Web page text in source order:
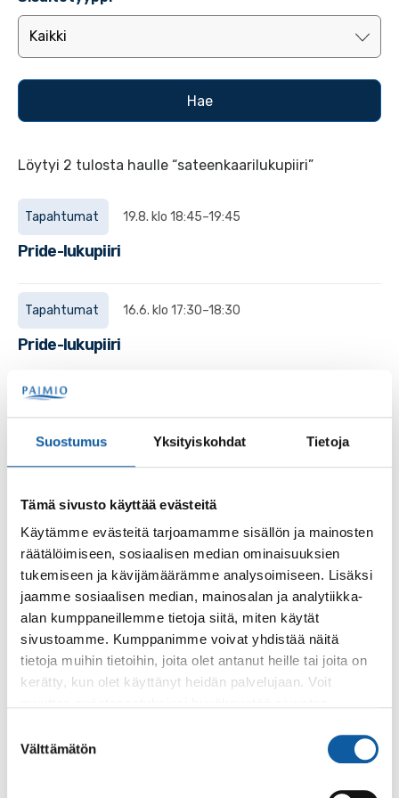
Suostumus Yksityiskohdat Tietoja
Tämä sivusto käyttää evästeitä
Käytämme evästeitä tarjoamamme sisällön ja mainosten
räätälöimiseen, sosiaalisen median ominaisuuksien
tukemiseen ja kävijämäärämme analysoimiseen. Lisäksi
jaamme sosiaalisen median, mainosalan ja analytiikka-
alan kumppaneillemme tietoja siitä, miten käytät
sivustoamme. Kumppanimme voivat yhdistää näitä
tietoja muihin tietoihin, joita olet antanut heille tai joita on
kerätty, kun olet käyttänyt heidän palvelujaan. Voit
valinta
Välttämätön
Löytyi 2 tulosta haulle “sateenkaarilukupiiri”
Tapahtumat 19.8. klo 18:45–19:45
Pride-lukupiiri
Tapahtumat 16.6. klo 17:30–18:30
Pride-lukupiiri
Palaute
Käyntiosoite: Vistantie 18
Postiosoite: PL 50, 21531 PAIMIO
Vaihde: (02) 474 511